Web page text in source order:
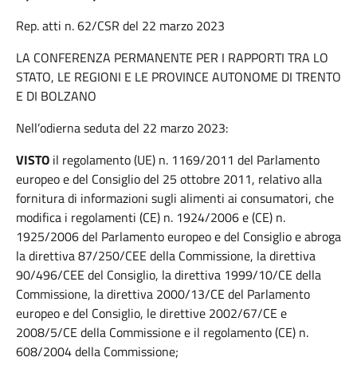
Rep. atti n. 62/CSR del 22 marzo 2023
LA CONFERENZA PERMANENTE PER I RAPPORTI TRA LO
STATO, LE REGIONI E LE PROVINCE AUTONOME DI TRENTO
E DI BOLZANO
Nell’odierna seduta del 22 marzo 2023:
VISTO il regolamento (UE) n. 1169/2011 del Parlamento
europeo e del Consiglio del 25 ottobre 2011, relativo alla
fornitura di informazioni sugli alimenti ai consumatori, che
modifica i regolamenti (CE) n. 1924/2006 e (CE) n.
1925/2006 del Parlamento europeo e del Consiglio e abroga
la direttiva 87/250/CEE della Commissione, la direttiva
90/496/CEE del Consiglio, la direttiva 1999/10/CE della
Commissione, la direttiva 2000/13/CE del Parlamento
europeo e del Consiglio, le direttive 2002/67/CE e
2008/5/CE della Commissione e il regolamento (CE) n.
608/2004 della Commissione;